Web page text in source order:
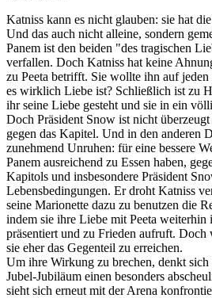
Katniss kann es nicht glauben: sie hat
Und das auch nicht alleine, sondern
Panem ist den beiden "des tragischen
verfallen. Doch Katniss hat keine
zu Peeta betrifft. Sie wollte ihn auf
es wirklich Liebe ist? Schließlich ist zu
ihr seine Liebe gesteht und sie in ein
Doch Präsident Snow ist nicht
gegen das Kapitel. Und in den anderen
zunehmend Unruhen: für eine bessere
Panem ausreichend zu Essen haben,
Kapitols und insbesondere Präsident
Lebensbedingungen. Er droht Katniss
seine Marionette dazu zu benutzen die
indem sie ihre Liebe mit Peeta
präsentiert und zu Frieden aufruft. Doch
sie eher das Gegenteil zu erreichen.
Um ihre Wirkung zu brechen, denkt
Jubel-Jubiläum einen besonders
sieht sich erneut mit der Arena